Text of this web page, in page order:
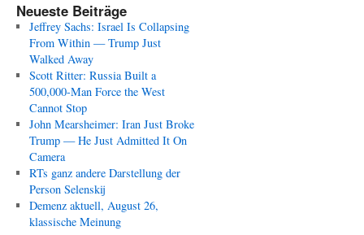
Neueste Beiträge
Jeffrey Sachs: Israel Is Collapsing
From Within — Trump Just
Walked Away
Scott Ritter: Russia Built a
500,000-Man Force the West
Cannot Stop
John Mearsheimer: Iran Just Broke
Trump — He Just Admitted It On
Camera
RTs ganz andere Darstellung der
Person Selenskij
Demenz aktuell, August 26,
klassische Meinung